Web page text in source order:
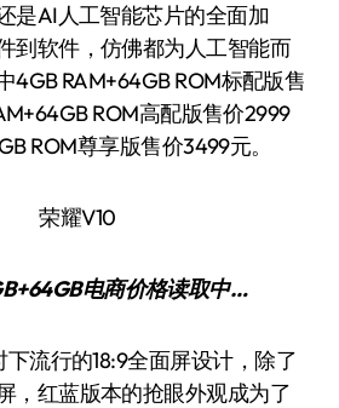
是AI人工智能芯片的全面加
到软件，仿佛都为人工智能而
4GB RAM+64GB ROM标配版售
ROM高配版售价2999
ROM尊享版售价3499元。
电商价格读取中…
，红蓝版本的抢眼外观成为了